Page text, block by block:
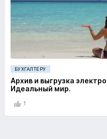
БУХГАЛТЕРУ
Архив и выгрузка
Идеальный мир.
1